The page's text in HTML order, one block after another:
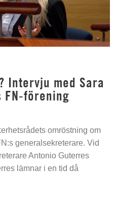
Intervju med Sara
FN-förening
omröstning om
generalsekreterare. Vid
Antonio Guterres
lämnar i en tid då